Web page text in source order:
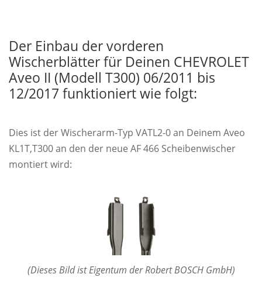
Der Einbau der vorderen
Wischerblätter für Deinen CHEVROLET
Aveo II (Modell T300) 06/2011 bis
12/2017 funktioniert wie folgt:
Dies ist der Wischerarm-Typ VATL2-0 an Deinem Aveo
KL1T,T300 an den der neue AF 466 Scheibenwischer
montiert wird:
(Dieses Bild ist Eigentum der Robert BOSCH GmbH)